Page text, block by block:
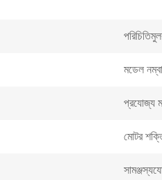
মডেল
প্রযোজ্য
মোটর